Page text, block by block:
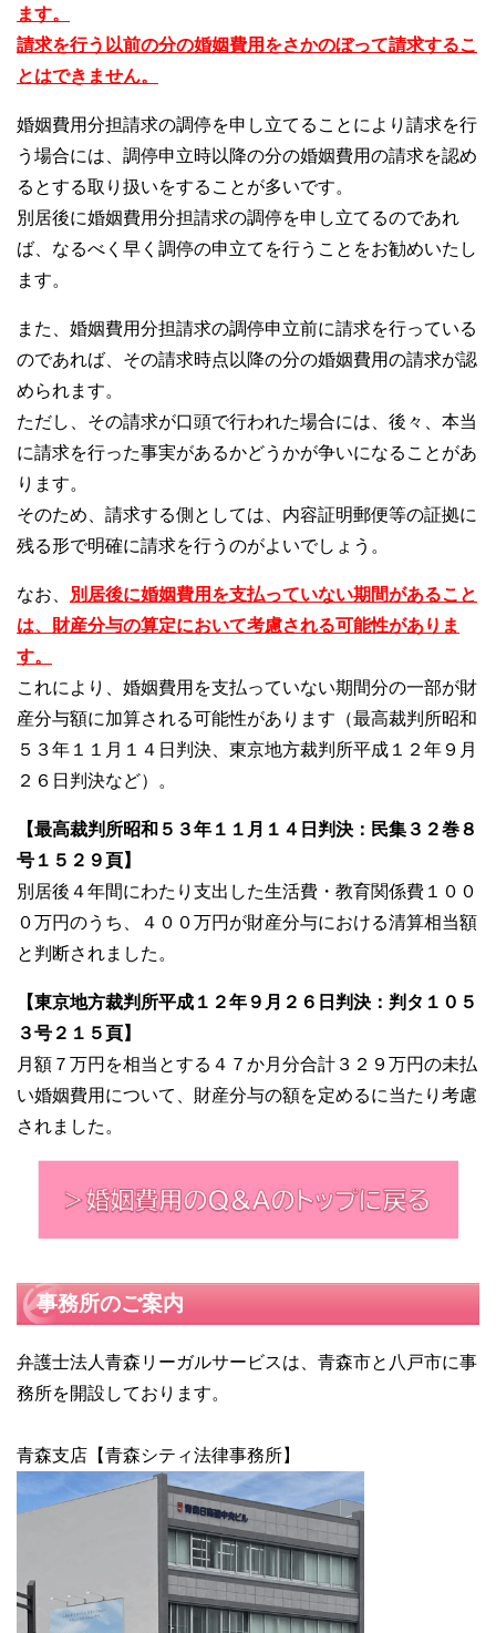
ます。
請求を行う以前の分の婚姻費用をさかのぼって請求するこ
とはできません。
婚姻費用分担請求の調停を申し立てることにより請求を行
う場合には、調停申立時以降の分の婚姻費用の請求を認め
るとする取り扱いをすることが多いです。
別居後に婚姻費用分担請求の調停を申し立てるのであれ
ば、なるべく早く調停の申立てを行うことをお勧めいたし
ます。
また、婚姻費用分担請求の調停申立前に請求を行っている
のであれば、その請求時点以降の分の婚姻費用の請求が認
められます。
ただし、その請求が口頭で行われた場合には、後々、本当
に請求を行った事実があるかどうかが争いになることがあ
ります。
そのため、請求する側としては、内容証明郵便等の証拠に
残る形で明確に請求を行うのがよいでしょう。
なお、
別居後に婚姻費用を支払っていない期間があること
は、財産分与の算定において考慮される可能性がありま
す。
これにより、婚姻費用を支払っていない期間分の一部が財
産分与額に加算される可能性があります（最高裁判所昭和
５３年１１月１４日判決、東京地方裁判所平成１２年９月
２６日判決など）。
【最高裁判所昭和５３年１１月１４日判決：民集３２巻８
号１５２９頁】
別居後４年間にわたり支出した生活費・教育関係費１００
０万円のうち、４００万円が財産分与における清算相当額
と判断されました。
【東京地方裁判所平成１２年９月２６日判決：判タ１０５
３号２１５頁】
月額７万円を相当とする４７か月分合計３２９万円の未払
い婚姻費用について、財産分与の額を定めるに当たり考慮
されました。
事務所のご案内
弁護士法人青森リーガルサービスは、青森市と八戸市に事
務所を開設しております。
青森支店【青森シティ法律事務所】